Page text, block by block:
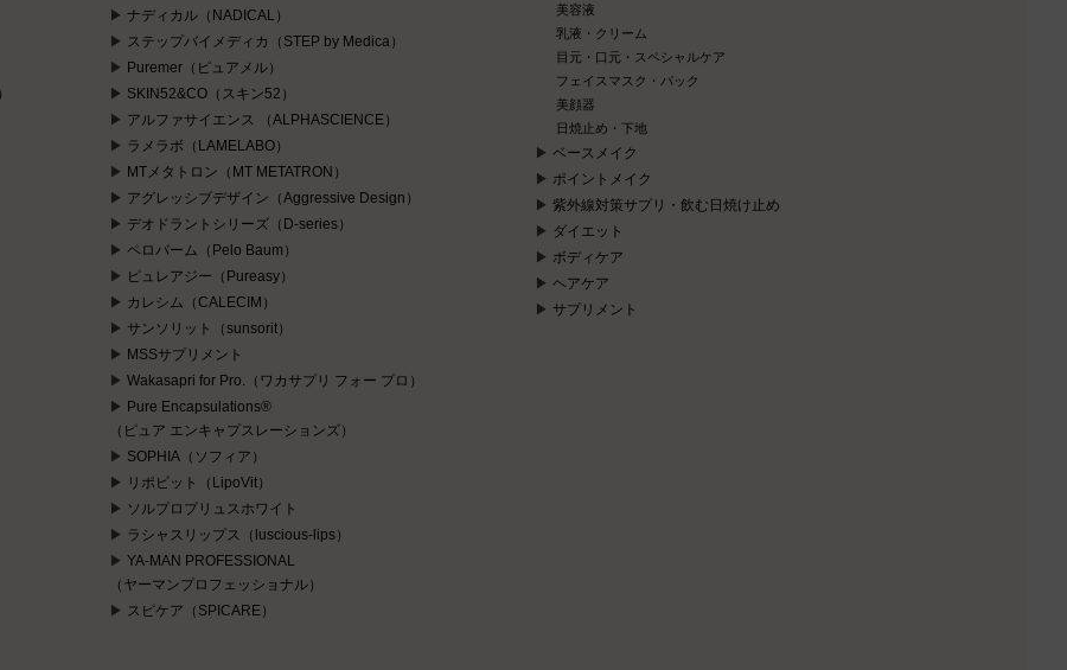
ナディカル（NADICAL）
ステップバイメディカ（STEP by Medica）
Puremer（ピュアメル）
SKIN52&CO（スキン52）
アルファサイエンス （ALPHASCIENCE）
ラメラボ（LAMELABO）
MTメタトロン（MT METATRON）
アグレッシブデザイン（Aggressive Design）
デオドラントシリーズ（D-series）
ペロバーム（Pelo Baum）
ピュレアジー（Pureasy）
カレシム（CALECIM）
サンソリット（sunsorit）
MSSサプリメント
Wakasapri for Pro.（ワカサプリ フォー プロ）
Pure Encapsulations®
（ピュア エンキャプスレーションズ）
SOPHIA（ソフィア）
リポビット（LipoVit）
ソルプロプリュスホワイト
ラシャスリップス（luscious-lips）
YA-MAN PROFESSIONAL
（ヤーマンプロフェッショナル）
スピケア（SPICARE）
美容液
乳液・クリーム
目元・口元・スペシャルケア
フェイスマスク・パック
美顔器
日焼止め・下地
ベースメイク
ポイントメイク
紫外線対策サプリ・飲む日焼け止め
ダイエット
ボディケア
ヘアケア
サプリメント